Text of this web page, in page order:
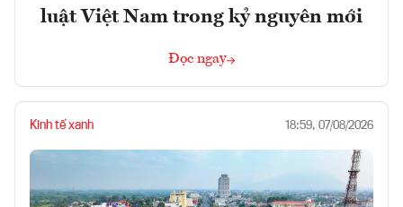
luật Việt Nam trong kỷ nguyên mới
Đọc ngay
Kinh tế xanh 18:59, 07/08/2026